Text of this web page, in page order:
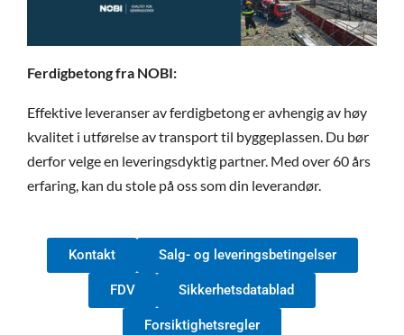
Ferdigbetong fra NOBI:
Effektive leveranser av ferdigbetong er avhengig av høy
kvalitet i utførelse av transport til byggeplassen. Du bør
derfor velge en leveringsdyktig partner. Med over 60 års
erfaring, kan du stole på oss som din leverandør.
Kontakt Salg- og leveringsbetingelser
FDV Sikkerhetsdatablad
Forsiktighetsregler